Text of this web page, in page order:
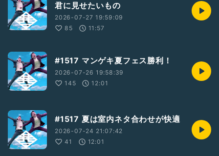
君に見せたいもの
2026-07-27 19:59:09
85
11:57
#1517 マンゲキ夏フェス勝利！
2026-07-26 19:58:39
145
12:01
#1517 夏は室内ネタ合わせが快適
2026-07-24 21:07:42
41
12:01